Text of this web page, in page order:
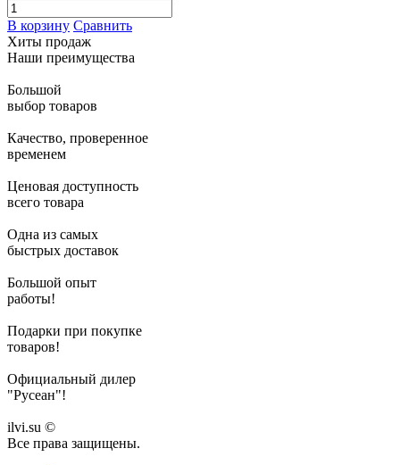
В корзину Сравнить
Хиты продаж
Наши преимущества
Большой
выбор товаров
Качество, проверенное
временем
Ценовая доступность
всего товара
Одна из самых
быстрых доставок
Большой опыт
работы!
Подарки при покупке
товаров!
Официальный дилер
"Русеан"!
ilvi.su ©
Все права защищены.